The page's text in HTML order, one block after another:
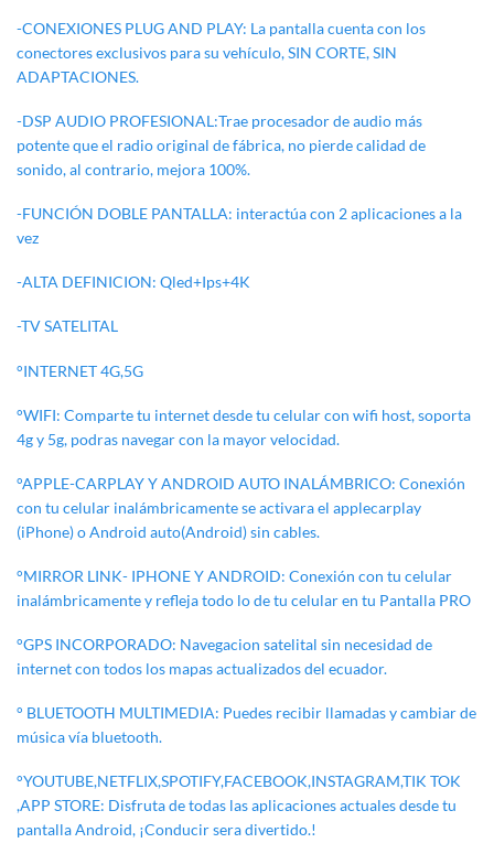
-CONEXIONES PLUG AND PLAY: La pantalla cuenta con los
conectores exclusivos para su vehículo, SIN CORTE, SIN
ADAPTACIONES.
-DSP AUDIO PROFESIONAL:Trae procesador de audio más
potente que el radio original de fábrica, no pierde calidad de
sonido, al contrario, mejora 100%.
-FUNCIÓN DOBLE PANTALLA: interactúa con 2 aplicaciones a la
vez
-ALTA DEFINICION: Qled+Ips+4K
-TV SATELITAL
°INTERNET 4G,5G
°WIFI: Comparte tu internet desde tu celular con wifi host, soporta
4g y 5g, podras navegar con la mayor velocidad.
°APPLE-CARPLAY Y ANDROID AUTO INALÁMBRICO: Conexión
con tu celular inalámbricamente se activara el applecarplay
(iPhone) o Android auto(Android) sin cables.
°MIRROR LINK- IPHONE Y ANDROID: Conexión con tu celular
inalámbricamente y refleja todo lo de tu celular en tu Pantalla PRO
°GPS INCORPORADO: Navegacion satelital sin necesidad de
internet con todos los mapas actualizados del ecuador.
° BLUETOOTH MULTIMEDIA: Puedes recibir llamadas y cambiar de
música vía bluetooth.
°YOUTUBE,NETFLIX,SPOTIFY,FACEBOOK,INSTAGRAM,TIK TOK
,APP STORE: Disfruta de todas las aplicaciones actuales desde tu
pantalla Android, ¡Conducir sera divertido.!